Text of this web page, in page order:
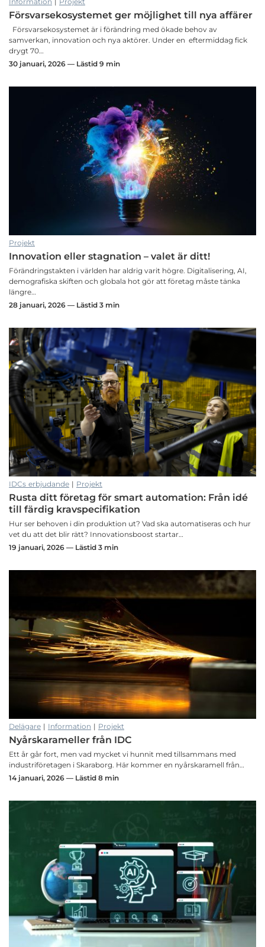
Försvarsekosystemet ger möjlighet till nya affärer
Försvarsekosystemet är i förändring med ökade behov av
samverkan, innovation och nya aktörer. Under en eftermiddag fick
drygt 70…
30 januari, 2026 — Lästid 9 min
Projekt
Innovation eller stagnation – valet är ditt!
Förändringstakten i världen har aldrig varit högre. Digitalisering, AI,
demografiska skiften och globala hot gör att företag måste tänka
längre…
28 januari, 2026 — Lästid 3 min
IDCs erbjudande | Projekt
Rusta ditt företag för smart automation: Från idé
till färdig kravspecifikation
Hur ser behoven i din produktion ut? Vad ska automatiseras och hur
vet du att det blir rätt? Innovationsboost startar…
19 januari, 2026 — Lästid 3 min
Delägare | Information | Projekt
Nyårskarameller från IDC
Ett år går fort, men vad mycket vi hunnit med tillsammans med
industriföretagen i Skaraborg. Här kommer en nyårskaramell från…
14 januari, 2026 — Lästid 8 min